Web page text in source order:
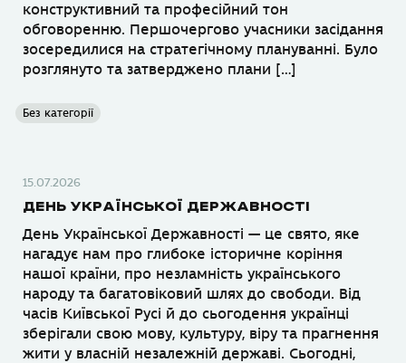
конструктивний та професійний тон
обговоренню. Першочергово учасники засідання
зосередилися на стратегічному плануванні. Було
розглянуто та затверджено плани […]
Без категорії
15.07.2026
ДЕНЬ УКРАЇНСЬКОЇ ДЕРЖАВНОСТІ
День Української Державності — це свято, яке
нагадує нам про глибоке історичне коріння
нашої країни, про незламність українського
народу та багатовіковий шлях до свободи. Від
часів Київської Русі й до сьогодення українці
зберігали свою мову, культуру, віру та прагнення
жити у власній незалежній державі. Сьогодні,